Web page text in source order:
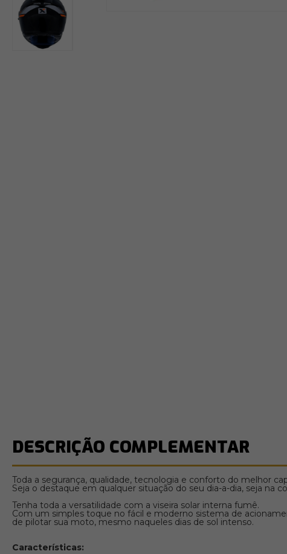
DESCRIÇÃO COMPLEMENTAR
Toda a segurança, qualidade, tecnologia e conforto do melhor
Seja o destaque em qualquer situação do seu dia-a-dia, seja na
Tenha toda a versatilidade com a viseira solar interna fumê.
Com um simples toque no fácil e moderno sistema de
de pilotar sua moto, mesmo naqueles dias de sol intenso.
Características: